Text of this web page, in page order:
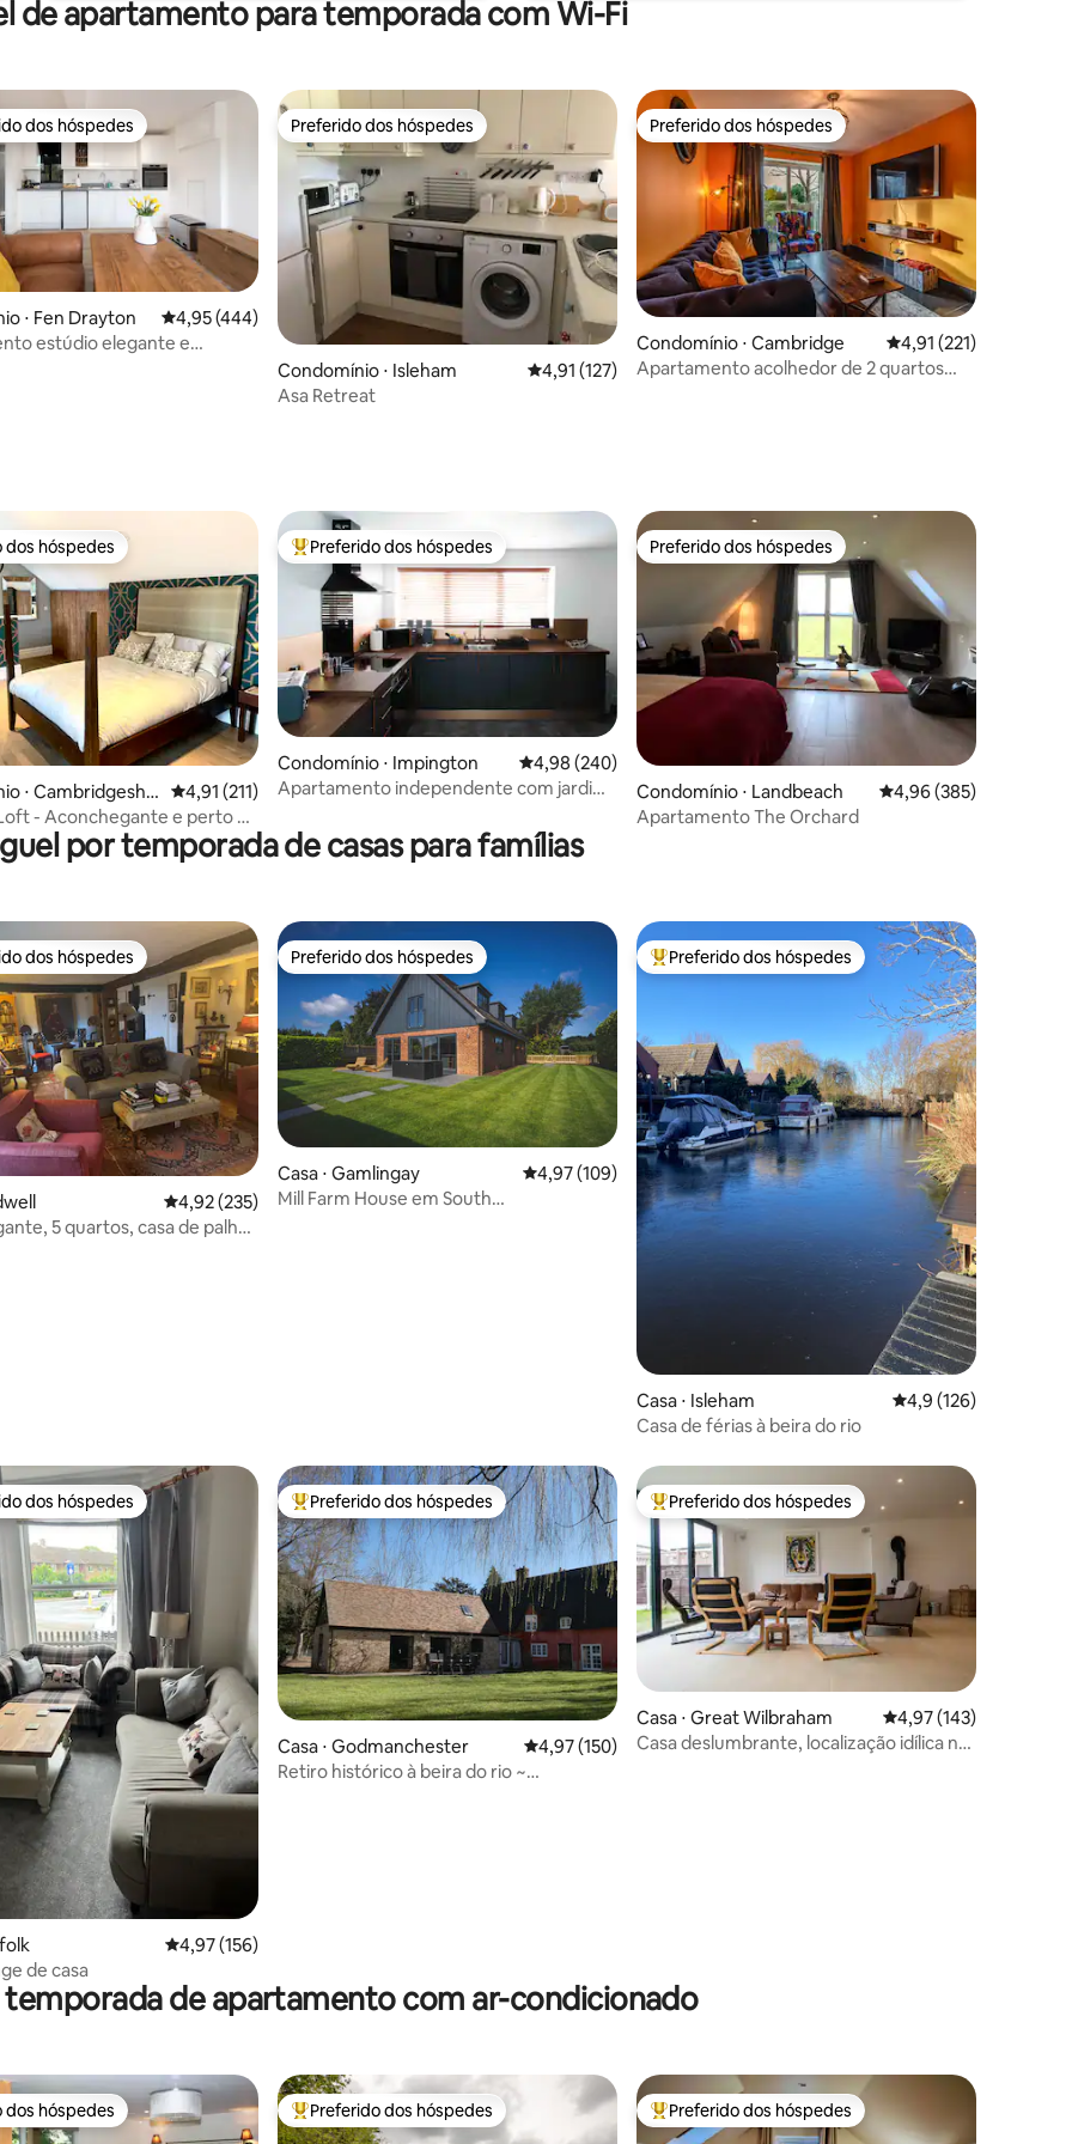
de apartamento para temporada com Wi-Fi
de 5, 115 avaliações
preferidos dos hóspedes
dos hóspedes
⋅ Fen Drayton 4,95 de uma avaliação média de 5, 444 avaliações
4,95 (444)
estúdio elegante e
Preferido dos hóspedes
Preferido dos hóspedes
Condomínio ⋅ Isleham 4,91 de uma avaliação média de 5, 127 avaliações
4,91 (127)
Asa Retreat
Preferido dos hóspedes
Preferido dos hóspedes
Condomínio ⋅ Cambridge 4,91 de uma avaliação
4,91 (221)
Apartamento acolhedor de 2 quartos
de 5, 192 avaliações
dos hóspedes
dos hóspedes
⋅ Cambridgeshir
4,91 de uma avaliação média de 5, 211 avaliações
4,91 (211)
- Aconchegante e perto do
Cambridge
Entre os melhores preferidos dos hóspedes
Preferido dos hóspedes
Condomínio ⋅ Impington 4,98 de uma avaliação média de 5, 240 avaliações
4,98 (240)
Apartamento independente com jardim
Preferido dos hóspedes
Preferido dos hóspedes
Condomínio ⋅ Landbeach 4,96 de uma avaliação
4,96 (385)
Apartamento The Orchard
por temporada de casas para famílias
de 5, 235 avaliações
preferidos dos hóspedes
dos hóspedes
4,92 de uma avaliação média de 5, 235 avaliações
4,92 (235)
5 quartos, casa de palha
Preferido dos hóspedes
Preferido dos hóspedes
Casa ⋅ Gamlingay 4,97 de uma avaliação média de 5, 109 avaliações
4,97 (109)
Mill Farm House em South
Entre os melhores preferidos dos hóspedes
Preferido dos hóspedes
Casa ⋅ Isleham 4,9 de uma avaliação
4,9 (126)
Casa de férias à beira do rio
de 5, 170 avaliações
preferidos dos hóspedes
dos hóspedes
4,97 de uma avaliação média de 5, 156 avaliações
4,97 (156)
de casa
Entre os melhores preferidos dos hóspedes
Preferido dos hóspedes
Casa ⋅ Godmanchester 4,97 de uma avaliação média de 5, 150 avaliações
4,97 (150)
Retiro histórico à beira do rio ~
Entre os melhores preferidos dos hóspedes
Preferido dos hóspedes
Casa ⋅ Great Wilbraham 4,97 de uma avaliação
4,97 (143)
Casa deslumbrante, localização idílica na
de apartamento com ar-condicionado
dos hóspedes
dos hóspedes Entre os melhores preferidos dos hóspedes
Preferido dos hóspedes Entre os melhores preferidos dos hóspedes
Preferido dos hóspedes